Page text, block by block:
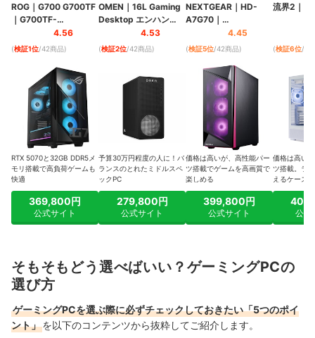
ROG ｜ G700 G700TF
｜ G700TF-
7265KF168W
4.56
(検証1位/42商品)
RTX 5070と32GB DDR5メ
モリ搭載で高負荷ゲームも
快適
369,800円
公式サイト
OMEN ｜ 16L Gaming
Desktop エンハンス
ドモデルv2｜TG03-
0021jp
4.53
(検証2位/42商品)
予算30万円程度の人に！バ
ランスのとれたミドルスペ
ックPC
279,800円
公式サイト
NEXTGEAR ｜ HD-
A7G70 ｜
HDA7G70B8AFDW1
02DEC
4.45
(検証5位/42商品)
価格は高いが、高性能パー
ツ搭載でゲームを高画質で
楽しめる
399,800円
公式サイト
流界2 ｜
(検証6位/42
価格は高い
ツ搭載。ラ
えるケース
公式
そもそもどう選べばいい？ゲーミングPCの
選び方
ゲーミングPCを選ぶ際に必ずチェックしておきたい「5つのポイ
ント」を以下のコンテンツから抜粋してご紹介します。